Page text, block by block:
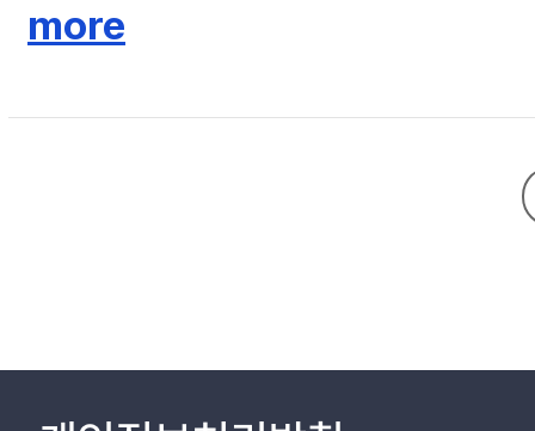
통합하여 이를 체계적으로 규정하는 것을 적극적으로 고려해야 한다.
는 방식 및 회사 홈페이지에서 변액보험약관을 상세히 설명하는 동영
more